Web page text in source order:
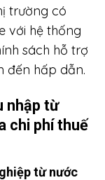
trường có
với hệ thống
sách hỗ trợ
đến hấp dẫn.
nhập từ
chi phí thuế
từ nước